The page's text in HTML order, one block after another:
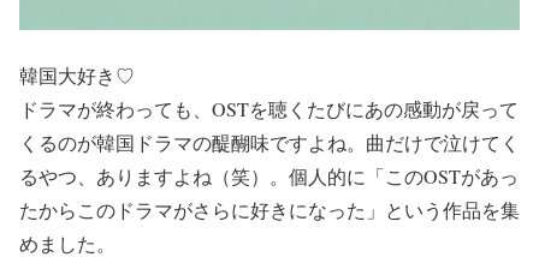
韓国大好き♡
ドラマが終わっても、OSTを聴くたびにあの感動が戻って
くるのが韓国ドラマの醍醐味ですよね。曲だけで泣けてく
るやつ、ありますよね（笑）。個人的に「このOSTがあっ
たからこのドラマがさらに好きになった」という作品を集
めました。